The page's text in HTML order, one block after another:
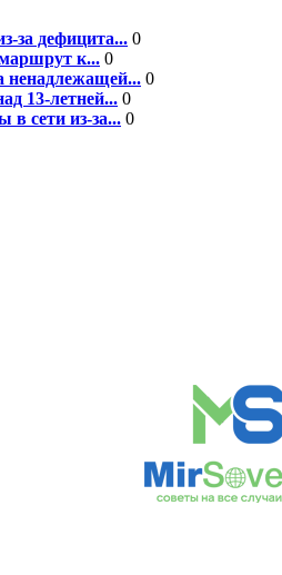
за дефицита... 0
к... 0
ненадлежащей... 0
13-летней... 0
в сети из-за... 0